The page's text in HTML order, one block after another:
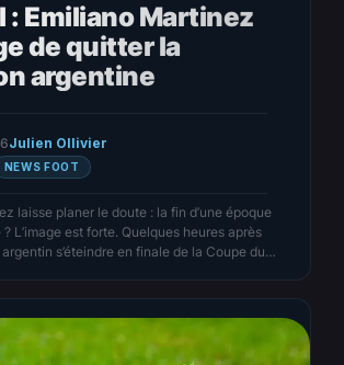
: Emiliano Martinez
de quitter la
argentine
Julien Ollivier
NEWS FOOT
laisse planer le doute : la fin d’une époque
? L’image est forte. Quelques heures après
s’éteindre en finale de la Coupe du